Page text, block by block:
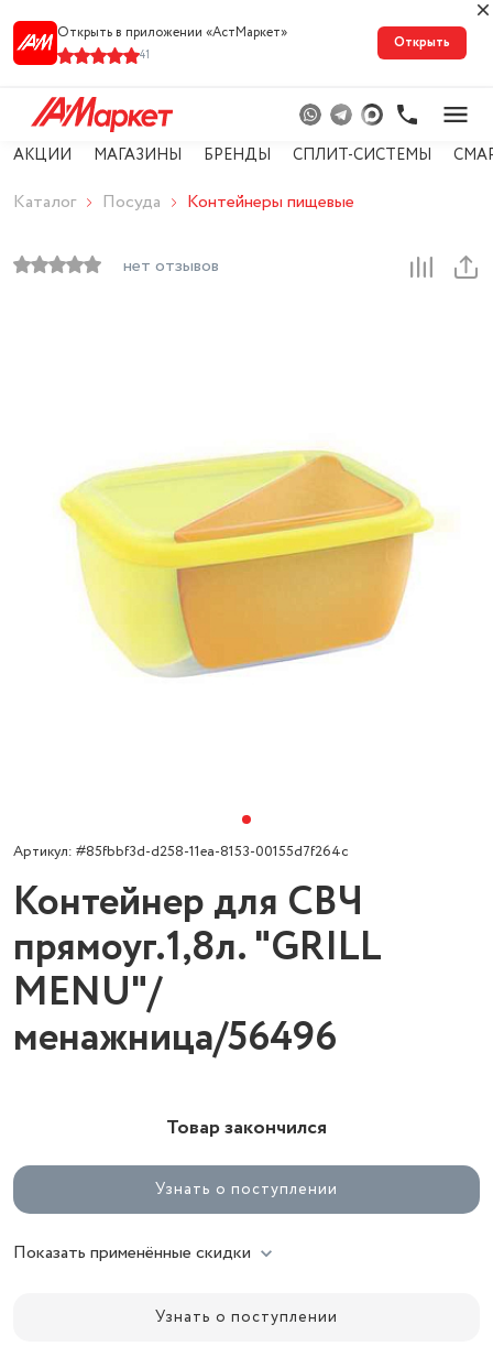
Открыть в приложении «АстМарке‪т‬»
41
Открыть
АКЦИИ МАГАЗИНЫ БРЕНДЫ СПЛИТ-СИСТЕМЫ
Каталог Посуда Контейнеры пищевые
нет отзывов
Артикул: #85fbbf3d-d258-11ea-8153-00155d7f264c
Контейнер для СВЧ
прямоуг.1,8л. "GRILL
MENU"/
менажница/56496
Товар закончился
Узнать о поступлении
Показать применённые скидки
Узнать о поступлении